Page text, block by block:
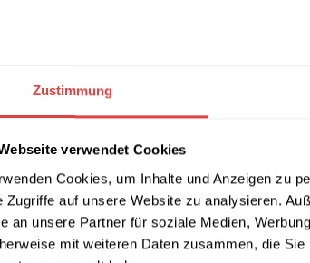
Zustimmung
verwendet Cookies
Cookies, um Inhalte und Anzeigen zu
Zugriffe auf unsere Website zu analysieren.
an unsere Partner für soziale Medien,
mit weiteren Daten zusammen, die
Rückenlehne für eine gesunde Sitzhaltung.
das Ermüdung minimiert und
Komfort und unterstützen eine
in Avocado-Farbe
motivierende und beruhigende
cm Tiefe
langlebige Materialien
von mindestens 16 kg
für
für eine breite Benutzergruppe.
bieten eine lange Lebensdauer und